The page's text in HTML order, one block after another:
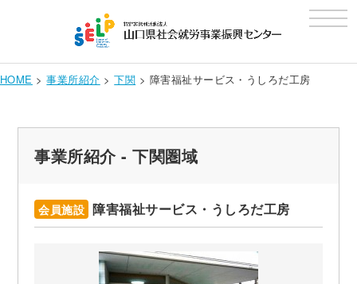
t
o
l
HOME >事業所紹介 >下関 > 障害福祉サービス・うしろだ工房
事業所紹介 - 下関圏域
会員施設 障害福祉サービス・うしろだ工房